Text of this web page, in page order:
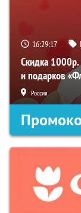
16:29:16
Скидка 1000р.
и подарков
Россия